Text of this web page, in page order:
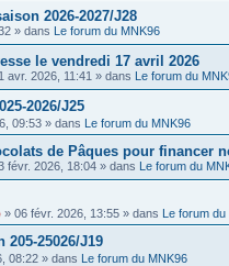
2026-2027/J28
» dans Le forum du MNK96
le vendredi 17 avril 2026
avr. 2026, 11:41 » dans Le forum du
2026/J25
09:53 » dans Le forum du MNK96
de Pâques pour financer
févr. 2026, 18:04 » dans Le forum du
» 06 févr. 2026, 13:55 » dans Le forum du
205-25026/J19
08:22 » dans Le forum du MNK96